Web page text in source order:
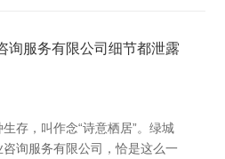
询服务有限公司细节都泄露
存，叫作念“诗意栖居”。绿城
询服务有限公司，恰是这么一